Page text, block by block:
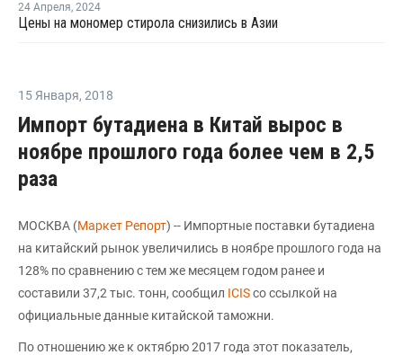
24 Апреля, 2024
Цены на мономер стирола снизились в Азии
15 Января, 2018
Импорт бутадиена в Китай вырос в
ноябре прошлого года более чем в 2,5
раза
МОСКВА (Маркет Репорт) -- Импортные поставки бутадиена
на китайский рынок увеличились в ноябре прошлого года на
128% по сравнению с тем же месяцем годом ранее и
составили 37,2 тыс. тонн, сообщил ICISсо ссылкой на
официальные данные китайской таможни.
По отношению же к октябрю 2017 года этот показатель,